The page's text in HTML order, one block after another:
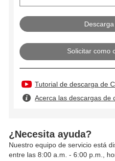
Solicitar como
Tutorial de descarga de
Acerca las descargas de
¿Necesita ayuda?
Nuestro equipo de servicio está
entre las 8:00 a.m. - 6:00 p.m.,